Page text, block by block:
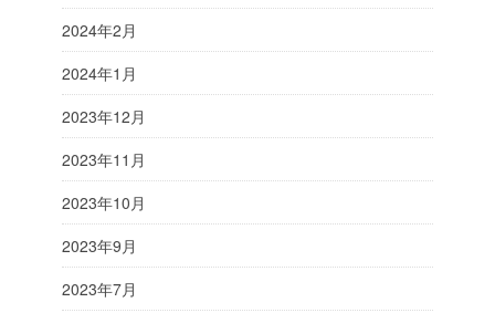
2024年2月
2024年1月
2023年12月
2023年11月
2023年10月
2023年9月
2023年7月